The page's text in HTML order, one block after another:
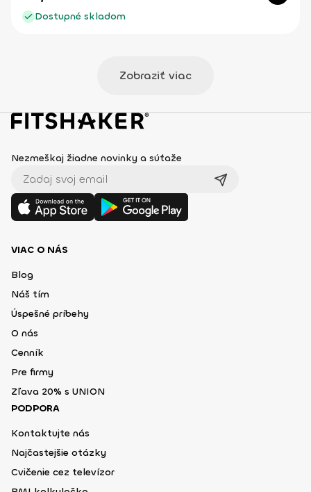
Dostupné skladom
Zobraziť viac
Nezmeškaj žiadne novinky a súťaže
VIAC O NÁS
Blog
Náš tím
Úspešné príbehy
O nás
Cenník
Pre firmy
Zľava 20% s UNION
PODPORA
Kontaktujte nás
Najčastejšie otázky
Cvičenie cez televízor